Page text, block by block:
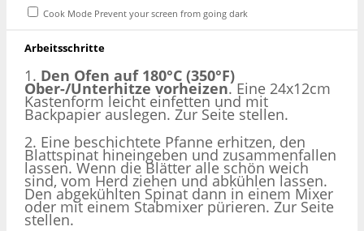
Cook Mode Prevent your screen from going dark
Arbeitsschritte
1. Den Ofen auf 180°C (350°F)
Ober-/Unterhitze vorheizen. Eine 24x12cm
Kastenform leicht einfetten und mit
Backpapier auslegen. Zur Seite stellen.
2. Eine beschichtete Pfanne erhitzen, den
Blattspinat hineingeben und zusammenfallen
lassen. Wenn die Blätter alle schön weich
sind, vom Herd ziehen und abkühlen lassen.
Den abgekühlten Spinat dann in einem Mixer
oder mit einem Stabmixer pürieren. Zur Seite
stellen.